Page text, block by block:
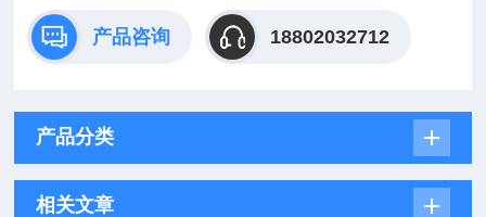
产品咨询 18802032712
产品分类
相关文章